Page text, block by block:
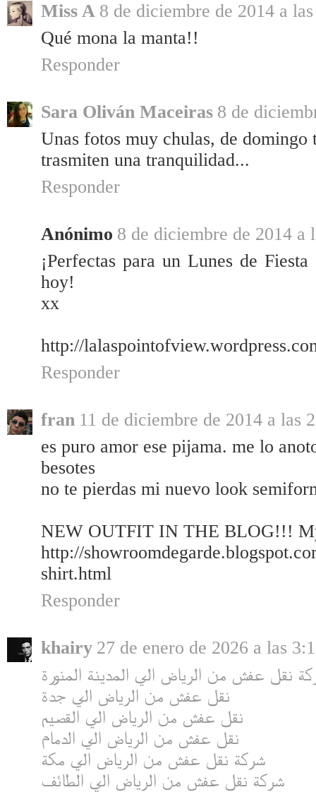
Miss A 8 de diciembre de 2014 a
Qué mona la manta!!
Responder
Sara Oliván Maceiras 8 de
Unas fotos muy chulas, de domingo
trasmiten una tranquilidad...
Responder
Anónimo 8 de diciembre de 2014 a
¡Perfectas para un Lunes de
hoy!
xx
http://
Responder
fran 11 de diciembre de 2014 a las
es puro amor ese pijama. me lo
besotes
no te pierdas mi nuevo look
NEW OUTFIT IN THE BLOG!!!
http://
shirt.html
Responder
khairy 27 de enero de 2026 a las
نقل عفش من الرياض الي المدينة المنورة
نقل عفش من الرياض الي جدة
نقل عفش من الرياض الي القصيم
نقل عفش من الرياض الي الدمام
شركة نقل عفش من الرياض الي مكة
شركة نقل عفش من الرياض الي الطائف